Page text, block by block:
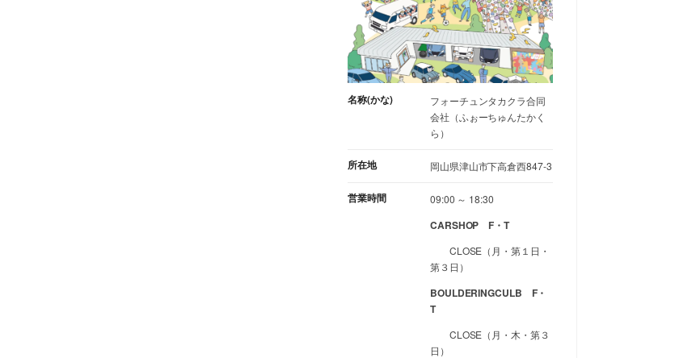
名称(かな)
フォーチュンタカクラ合同
会社（ふぉーちゅんたかく
ら）
所在地 岡山県津山市下高倉西847-3
営業時間 09:00 ～ 18:30
CARSHOP F・T
CLOSE（月・第１日・
第３日）
BOULDERINGCULB F・
T
CLOSE（月・木・第３
日）